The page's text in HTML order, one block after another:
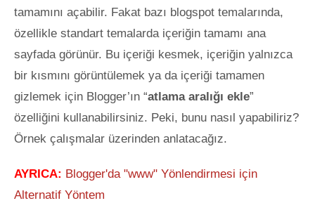
tamamını açabilir. Fakat bazı blogspot temalarında,
özellikle standart temalarda içeriğin tamamı ana
sayfada görünür. Bu içeriği kesmek, içeriğin yalnızca
bir kısmını görüntülemek ya da içeriği tamamen
gizlemek için Blogger’ın “atlama aralığı ekle”
özelliğini kullanabilirsiniz. Peki, bunu nasıl yapabiliriz?
Örnek çalışmalar üzerinden anlatacağız.
AYRICA: Blogger'da "www" Yönlendirmesi için
Alternatif Yöntem